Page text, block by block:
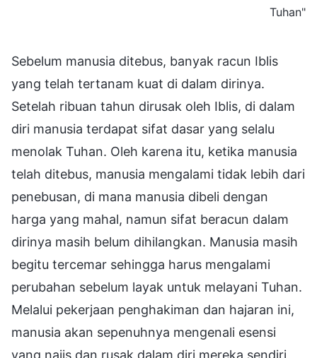
Tuhan"
Sebelum manusia ditebus, banyak racun Iblis
yang telah tertanam kuat di dalam dirinya.
Setelah ribuan tahun dirusak oleh Iblis, di dalam
diri manusia terdapat sifat dasar yang selalu
menolak Tuhan. Oleh karena itu, ketika manusia
telah ditebus, manusia mengalami tidak lebih dari
penebusan, di mana manusia dibeli dengan
harga yang mahal, namun sifat beracun dalam
dirinya masih belum dihilangkan. Manusia masih
begitu tercemar sehingga harus mengalami
perubahan sebelum layak untuk melayani Tuhan.
Melalui pekerjaan penghakiman dan hajaran ini,
manusia akan sepenuhnya mengenali esensi
yang najis dan rusak dalam diri mereka sendiri,